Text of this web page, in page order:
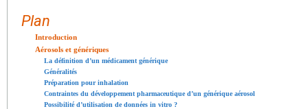
Plan
Introduction
Aérosols et génériques
La définition d’un médicament générique
Généralités
Préparation pour inhalation
Contraintes du développement pharmaceutique d’un générique aérosol
Possibilité d’utilisation de données in vitro ?